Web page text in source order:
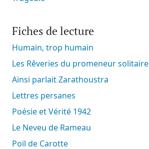
Fiches de lecture
Humain, trop humain
Les Rêveries du promeneur solitaire
Ainsi parlait Zarathoustra
Lettres persanes
Poésie et Vérité 1942
Le Neveu de Rameau
Poil de Carotte